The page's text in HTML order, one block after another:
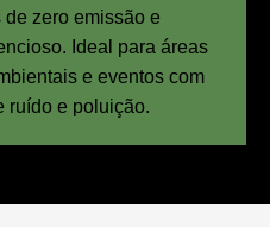
zero emissão e
Ideal para áreas
e eventos com
ruído e poluição.